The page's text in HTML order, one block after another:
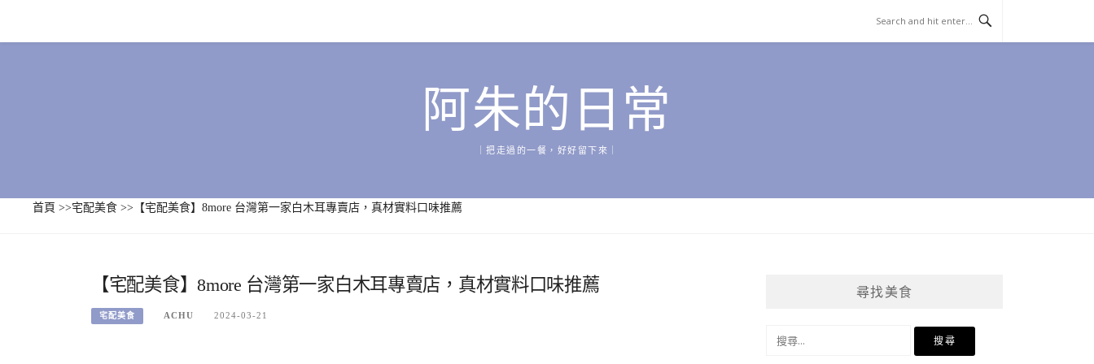
content
阿朱的日常
｜把走過的一餐，好好留下來｜
首頁 >>宅配美食 >> 【宅配美食】8more 台灣第一家白木耳專賣店，真材實料口味推薦
【宅配美食】8more 台灣第一家白木耳專賣店，真材實料口味推薦
宅配美食 ACHU 2024-03-21
尋找美食